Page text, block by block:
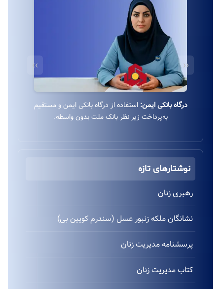
مشاوره آموزشی:راهنمایی، مشاوره و آموزش جهت انتخاب
عنوان و روش مناسب برای تحلیل آماری.
‹‹
››
نوشتارهای تازه
رهبری زنان
نشانگان ملکه زنبور عسل (سندرم کویین بی)
پرسشنامه مدیریت زنان
کتاب مدیریت زنان